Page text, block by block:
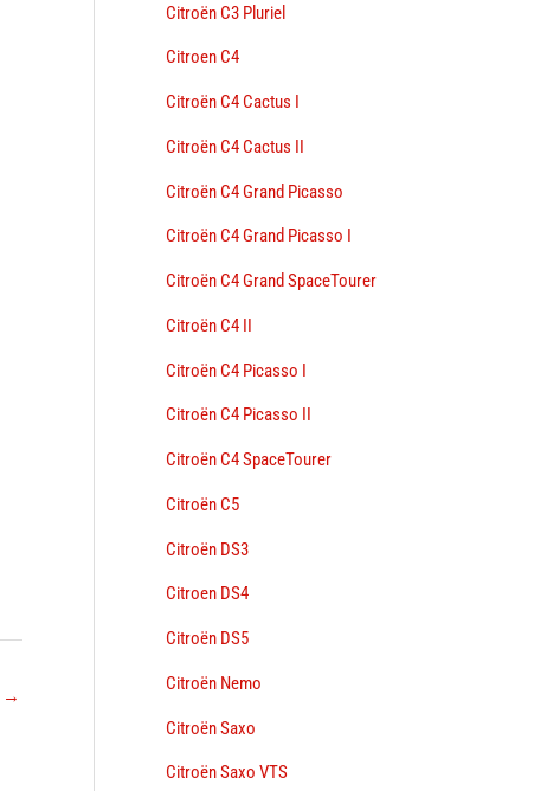
→
Citroën C3 Pluriel
Citroen C4
Citroën C4 Cactus I
Citroën C4 Cactus II
Citroën C4 Grand Picasso
Citroën C4 Grand Picasso I
Citroën C4 Grand SpaceTourer
Citroën C4 II
Citroën C4 Picasso I
Citroën C4 Picasso II
Citroën C4 SpaceTourer
Citroën C5
Citroën DS3
Citroen DS4
Citroën DS5
Citroën Nemo
Citroën Saxo
Citroën Saxo VTS